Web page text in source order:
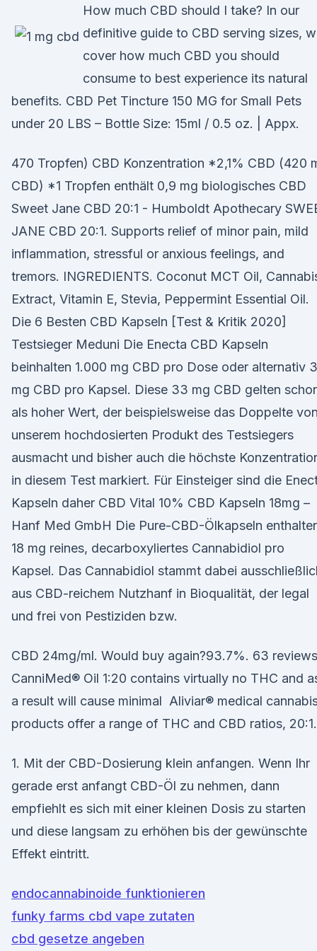
How much CBD should I take? In our
definitive guide to CBD serving sizes,
cover how much CBD you should
consume to best experience its natural
benefits. CBD Pet Tincture 150 MG for Small Pets
under 20 LBS – Bottle Size: 15ml / 0.5 oz. | Appx.
470 Tropfen) CBD Konzentration *2,1% CBD (420
CBD) *1 Tropfen enthält 0,9 mg biologisches CBD
Sweet Jane CBD 20:1 - Humboldt Apothecary
JANE CBD 20:1. Supports relief of minor pain, mild
inflammation, stressful or anxious feelings, and
tremors. INGREDIENTS. Coconut MCT Oil,
Extract, Vitamin E, Stevia, Peppermint Essential Oil.
Die 6 Besten CBD Kapseln [Test & Kritik 2020]
Testsieger Meduni Die Enecta CBD Kapseln
beinhalten 1.000 mg CBD pro Dose oder alternativ
mg CBD pro Kapsel. Diese 33 mg CBD gelten
als hoher Wert, der beispielsweise das Doppelte von
unserem hochdosierten Produkt des Testsiegers
ausmacht und bisher auch die höchste
in diesem Test markiert. Für Einsteiger sind die
Kapseln daher CBD Vital 10% CBD Kapseln 18mg –
Hanf Med GmbH Die Pure-CBD-Ölkapseln
18 mg reines, decarboxyliertes Cannabidiol pro
Kapsel. Das Cannabidiol stammt dabei
aus CBD-reichem Nutzhanf in Bioqualität, der legal
und frei von Pestiziden bzw.
CBD 24mg/ml. Would buy again?93.7%. 63
CanniMed® Oil 1:20 contains virtually no THC and
a result will cause minimal Aliviar® medical
products offer a range of THC and CBD ratios, 20:1.
1. Mit der CBD-Dosierung klein anfangen. Wenn Ihr
gerade erst anfangt CBD-Öl zu nehmen, dann
empfiehlt es sich mit einer kleinen Dosis zu starten
und diese langsam zu erhöhen bis der gewünschte
Effekt eintritt.
endocannabinoide funktionieren
funky farms cbd vape zutaten
cbd gesetze angeben